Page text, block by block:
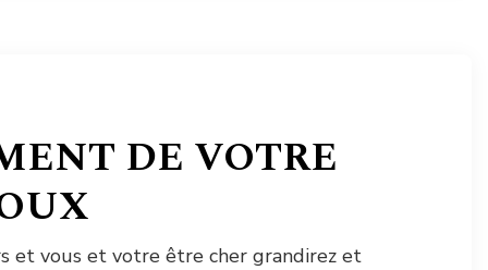
DE VOTRE
et vous et votre être cher grandirez et